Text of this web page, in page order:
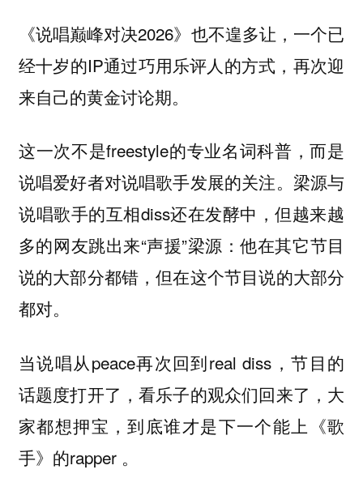
《说唱巅峰对决2026》也不遑多让，一个已
经十岁的IP通过巧用乐评人的方式，再次迎
来自己的黄金讨论期。
这一次不是freestyle的专业名词科普，而是
说唱爱好者对说唱歌手发展的关注。梁源与
说唱歌手的互相diss还在发酵中，但越来越
多的网友跳出来“声援”梁源：他在其它节目
说的大部分都错，但在这个节目说的大部分
都对。
当说唱从peace再次回到real diss，节目的
话题度打开了，看乐子的观众们回来了，大
家都想押宝，到底谁才是下一个能上《歌
手》的rapper 。